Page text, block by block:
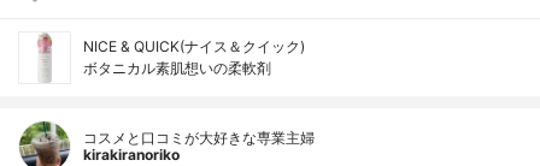
NICE & QUICK(ナイス＆クイック)
ボタニカル素肌想いの柔軟剤
コスメと口コミが大好きな専業主婦
kirakiranoriko